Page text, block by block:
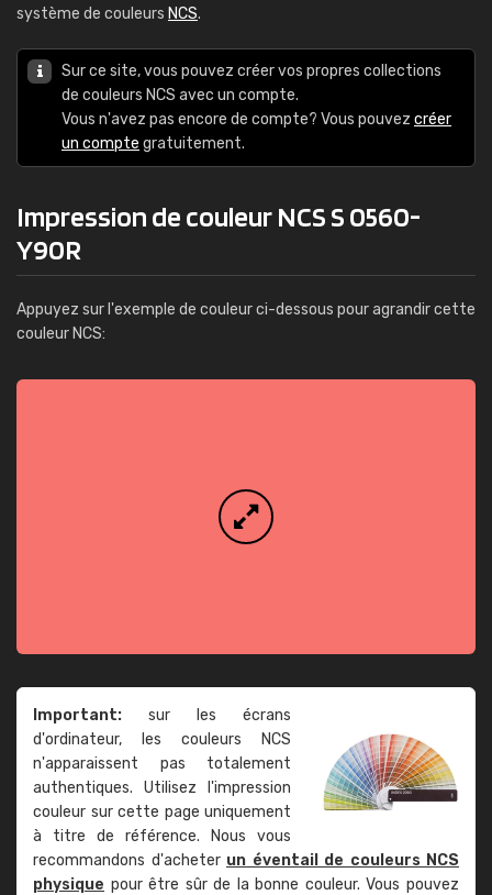
système de couleurs NCS.
Sur ce site, vous pouvez créer vos propres collections
de couleurs NCS avec un compte.
Vous n'avez pas encore de compte? Vous pouvez créer
un compte gratuitement.
Impression de couleur NCS S 0560-
Y90R
Appuyez sur l'exemple de couleur ci-dessous pour agrandir cette
couleur NCS:
Important: sur les écrans
d'ordinateur, les couleurs NCS
n'apparaissent pas totalement
authentiques. Utilisez l'impression
couleur sur cette page uniquement
à titre de référence. Nous vous
recommandons d'acheter un éventail de couleurs NCS
physique pour être sûr de la bonne couleur. Vous pouvez